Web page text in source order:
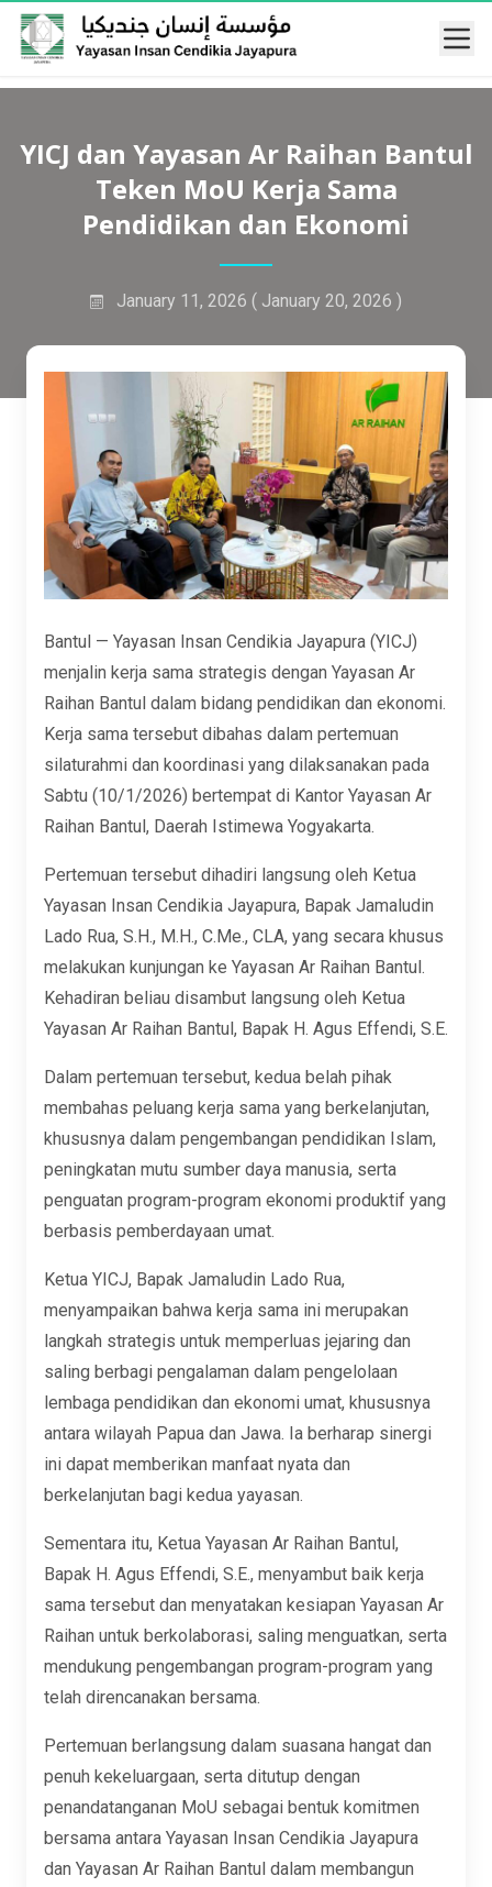
YICJ dan Yayasan Ar Raihan Bantul
Teken MoU Kerja Sama
Pendidikan dan Ekonomi
January 11, 2026 ( January 20, 2026 )
Bantul — Yayasan Insan Cendikia Jayapura (YICJ)
menjalin kerja sama strategis dengan Yayasan Ar
Raihan Bantul dalam bidang pendidikan dan ekonomi.
Kerja sama tersebut dibahas dalam pertemuan
silaturahmi dan koordinasi yang dilaksanakan pada
Sabtu (10/1/2026) bertempat di Kantor Yayasan Ar
Raihan Bantul, Daerah Istimewa Yogyakarta.
Pertemuan tersebut dihadiri langsung oleh Ketua
Yayasan Insan Cendikia Jayapura, Bapak Jamaludin
Lado Rua, S.H., M.H., C.Me., CLA, yang secara khusus
melakukan kunjungan ke Yayasan Ar Raihan Bantul.
Kehadiran beliau disambut langsung oleh Ketua
Yayasan Ar Raihan Bantul, Bapak H. Agus Effendi, S.E.
Dalam pertemuan tersebut, kedua belah pihak
membahas peluang kerja sama yang berkelanjutan,
khususnya dalam pengembangan pendidikan Islam,
peningkatan mutu sumber daya manusia, serta
penguatan program-program ekonomi produktif yang
berbasis pemberdayaan umat.
Ketua YICJ, Bapak Jamaludin Lado Rua,
menyampaikan bahwa kerja sama ini merupakan
langkah strategis untuk memperluas jejaring dan
saling berbagi pengalaman dalam pengelolaan
lembaga pendidikan dan ekonomi umat, khususnya
antara wilayah Papua dan Jawa. Ia berharap sinergi
ini dapat memberikan manfaat nyata dan
berkelanjutan bagi kedua yayasan.
Sementara itu, Ketua Yayasan Ar Raihan Bantul,
Bapak H. Agus Effendi, S.E., menyambut baik kerja
sama tersebut dan menyatakan kesiapan Yayasan Ar
Raihan untuk berkolaborasi, saling menguatkan, serta
mendukung pengembangan program-program yang
telah direncanakan bersama.
Pertemuan berlangsung dalam suasana hangat dan
penuh kekeluargaan, serta ditutup dengan
penandatanganan MoU sebagai bentuk komitmen
bersama antara Yayasan Insan Cendikia Jayapura
dan Yayasan Ar Raihan Bantul dalam membangun